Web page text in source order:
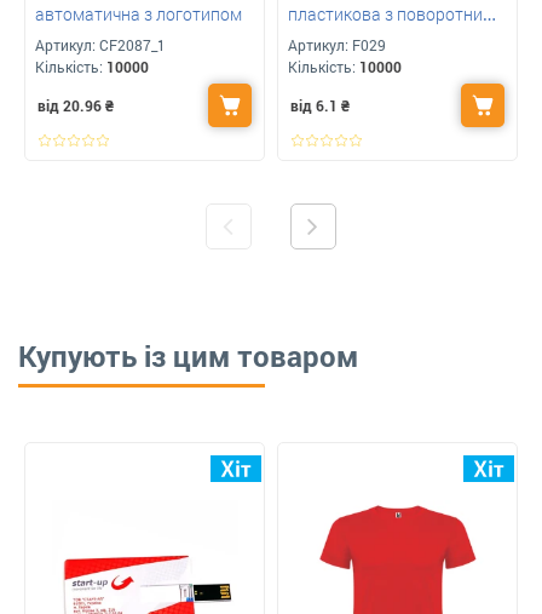
автоматична з логотипом
Артикул: CF2087_1
Кількість: 10000
від 20.96₴
пластикова з поворотним
механізмом із логотипом
Артикул: F029
Кількість: 10000
від 6.1 ₴
Купують із цим товаром